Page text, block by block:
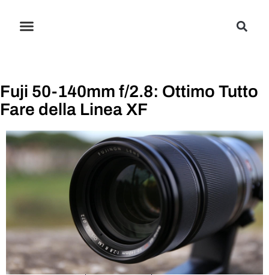
Fuji 50-140mm f/2.8: Ottimo Tutto
Fare della Linea XF